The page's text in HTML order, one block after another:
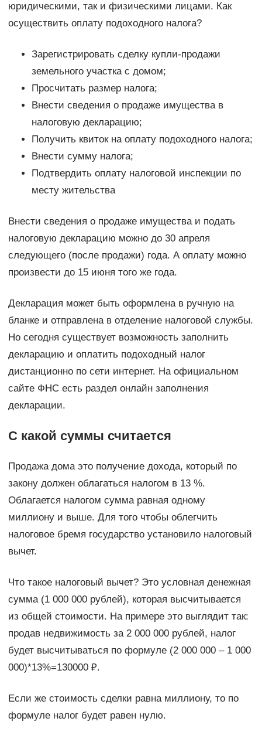
юридическими, так и физическими лицами. Как
осуществить оплату подоходного налога?
Зарегистрировать сделку купли-продажи
земельного участка с домом;
Просчитать размер налога;
Внести сведения о продаже имущества в
налоговую декларацию;
Получить квиток на оплату подоходного налога;
Внести сумму налога;
Подтвердить оплату налоговой инспекции по
месту жительства
Внести сведения о продаже имущества и подать
налоговую декларацию можно до 30 апреля
следующего (после продажи) года. А оплату можно
произвести до 15 июня того же года.
Декларация может быть оформлена в ручную на
бланке и отправлена в отделение налоговой службы.
Но сегодня существует возможность заполнить
декларацию и оплатить подоходный налог
дистанционно по сети интернет. На официальном
сайте ФНС есть раздел онлайн заполнения
декларации.
С какой суммы считается
Продажа дома это получение дохода, который по
закону должен облагаться налогом в 13 %.
Облагается налогом сумма равная одному
миллиону и выше. Для того чтобы облегчить
налоговое бремя государство установило налоговый
вычет.
Что такое налоговый вычет? Это условная денежная
сумма (1 000 000 рублей), которая высчитывается
из общей стоимости. На примере это выглядит так:
продав недвижимость за 2 000 000 рублей, налог
будет высчитываться по формуле (2 000 000 – 1 000
000)*13%=130000 ₽.
Если же стоимость сделки равна миллиону, то по
формуле налог будет равен нулю.